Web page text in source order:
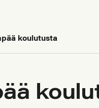
koulutusta